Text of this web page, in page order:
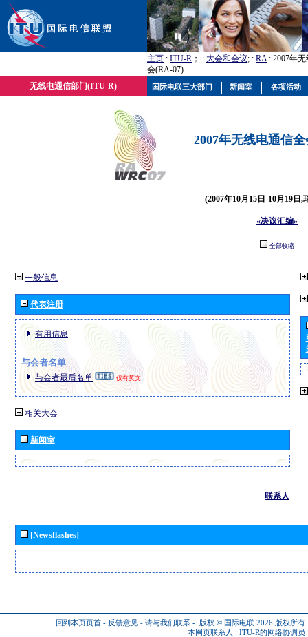
主页 : ITU-R ； : 大会和会议; : RA: 2007年
会(RA-07)
无线电通信部门(ITU-R)
2007年无线电通信
(2007年10月15日-10月19日,
«决议汇编»
全部收缩
一般信息
代表注册
有用信息
与会者名单
与会者最后名单 仅有英文
相关大会
新闻室
联系人
[Newsflashes]
回到本页页首 - 反馈意见 - 请与我们联系 - 版权 © 国际电联 2026 版权所有
本网页联系人 : ITU-R的网络协调员
国际电联三大部门 新闻室 各项活动